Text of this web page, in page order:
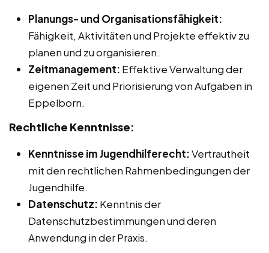
Planungs- und Organisationsfähigkeit:
Fähigkeit, Aktivitäten und Projekte effektiv zu
planen und zu organisieren.
Zeitmanagement: Effektive Verwaltung der
eigenen Zeit und Priorisierung von Aufgaben in
Eppelborn.
Rechtliche Kenntnisse:
Kenntnisse im Jugendhilferecht:Vertrautheit
mit den rechtlichen Rahmenbedingungen der
Jugendhilfe.
Datenschutz: Kenntnis der
Datenschutzbestimmungen und deren
Anwendung in der Praxis.